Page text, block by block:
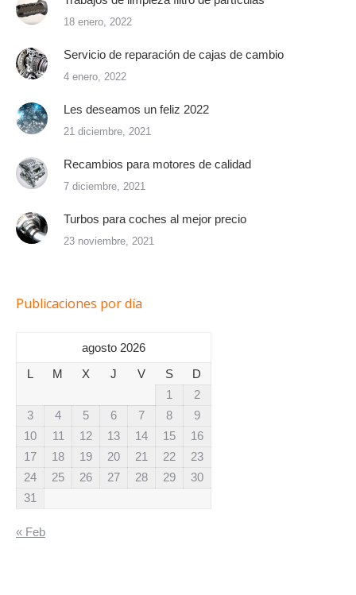
18 enero, 2022
Servicio de reparación de cajas de cambio
4 enero, 2022
Les deseamos un feliz 2022
21 diciembre, 2021
Recambios para motores de calidad
7 diciembre, 2021
Turbos para coches al mejor precio
23 noviembre, 2021
Publicaciones por día
agosto 2026
L
M X J V S
D
1
2
3
4 5 6 7 8
9
10
11 12 13 14 15
16
17
18 19 20 21 22
23
24
25 26 27 28 29
30
31
« Feb